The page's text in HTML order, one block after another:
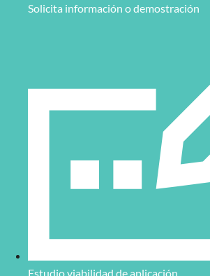
Solicita información o demostración
Estudio viabilidad de aplicación